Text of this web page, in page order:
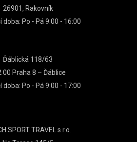
26901, Rakovník
doba: Po - Pá 9:00 - 16:00
Ďáblická 118/63
00 Praha 8 – Ďáblice
doba: Po - Pá 9:00 - 17:00
SPORT TRAVEL s.r.o.